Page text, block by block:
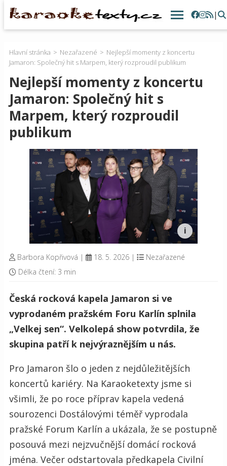
|
Hlavní stránka Nezařazené
Nejlepší momenty z koncertu
Jamaron: Společný hit s Marpem, který rozproudil publikum
Nejlepší momenty z koncertu
Jamaron: Společný hit s
Marpem, který rozproudil
publikum
Barbora Kopřivová | 18. 5. 2026 |
Nezařazené
Délka čtení: 3 min
Česká rocková kapela Jamaron si ve
vyprodaném pražském Foru Karlín splnila
„Velkej sen“. Velkolepá show potvrdila, že
skupina patří k nejvýraznějším u nás.
Pro Jamaron šlo o jeden z nejdůležitějších
koncertů kariéry. Na Karaoketexty jsme si
všimli, že po roce příprav kapela vedená
sourozenci Dostálovými téměř vyprodala
pražské Forum Karlín a ukázala, že se postupně
posouvá mezi nejzvučnější domácí rocková
jména. Večer odstartovala předkapela Civilní